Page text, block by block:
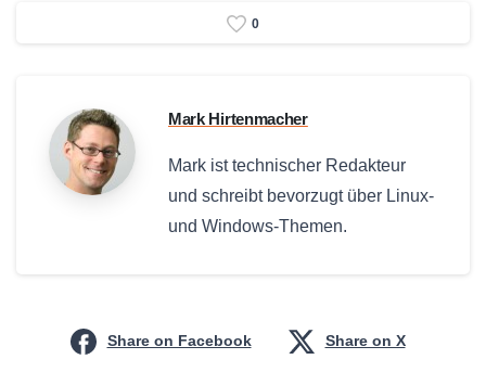
0
Mark Hirtenmacher
Mark ist technischer Redakteur
und schreibt bevorzugt über Linux-
und Windows-Themen.
Share on Facebook Share on X